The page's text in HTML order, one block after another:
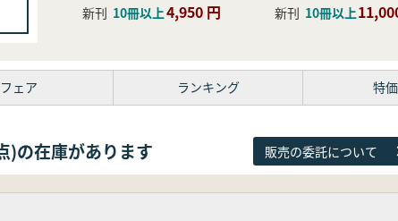
新刊 10冊以上4,950 円
新刊 10冊以上
フェア ランキング 特
)の在庫があります 販売の委託について